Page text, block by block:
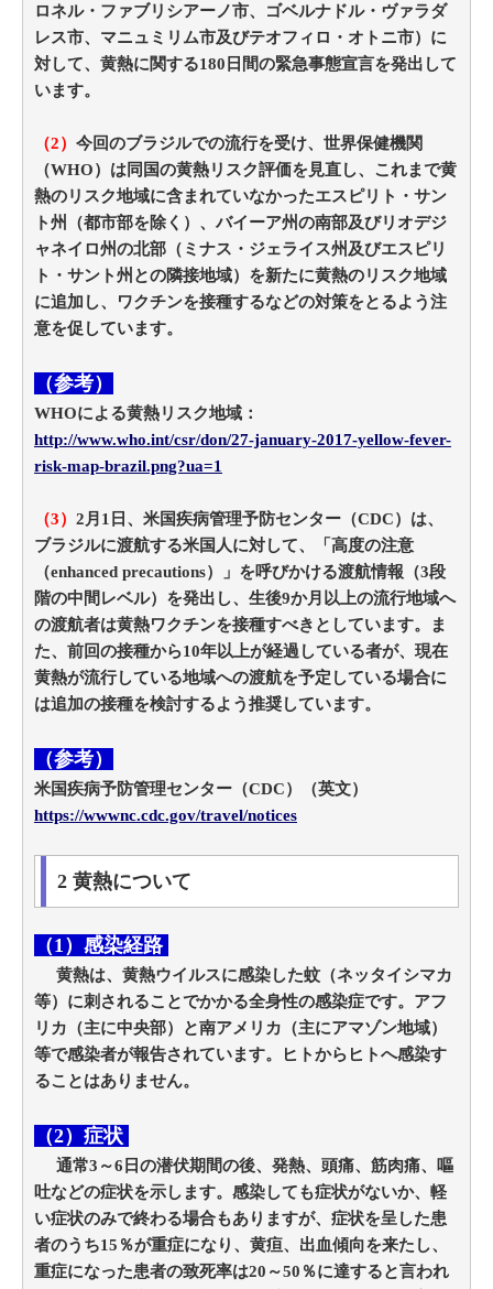
ロネル・ファブリシアーノ市、ゴベルナドル・ヴァラダ
レス市、マニュミリム市及びテオフィロ・オトニ市）に
対して、黄熱に関する180日間の緊急事態宣言を発出して
います。
（2） 今回のブラジルでの流行を受け、世界保健機関
（WHO）は同国の黄熱リスク評価を見直し、これまで黄
熱のリスク地域に含まれていなかったエスピリト・サン
ト州（都市部を除く）、バイーア州の南部及びリオデジ
ャネイロ州の北部（ミナス・ジェライス州及びエスピリ
ト・サント州との隣接地域）を新たに黄熱のリスク地域
に追加し、ワクチンを接種するなどの対策をとるよう注
意を促しています。
（参考）
WHOによる黄熱リスク地域：
http://www.who.int/csr/don/27-january-2017-yellow-fever-
risk-map-brazil.png?ua=1
（3） 2月1日、米国疾病管理予防センター（CDC）は、
ブラジルに渡航する米国人に対して、「高度の注意
（enhanced precautions）」を呼びかける渡航情報（3段
階の中間レベル）を発出し、生後9か月以上の流行地域へ
の渡航者は黄熱ワクチンを接種すべきとしています。ま
た、前回の接種から10年以上が経過している者が、現在
黄熱が流行している地域への渡航を予定している場合に
は追加の接種を検討するよう推奨しています。
（参考）
米国疾病予防管理センター（CDC）（英文）
https://wwwnc.cdc.gov/travel/notices
2 黄熱について
（1）感染経路
黄熱は、黄熱ウイルスに感染した蚊（ネッタイシマカ
等）に刺されることでかかる全身性の感染症です。アフ
リカ（主に中央部）と南アメリカ（主にアマゾン地域）
等で感染者が報告されています。ヒトからヒトへ感染す
ることはありません。
（2）症状
通常3～6日の潜伏期間の後、発熱、頭痛、筋肉痛、嘔
吐などの症状を示します。感染しても症状がないか、軽
い症状のみで終わる場合もありますが、症状を呈した患
者のうち15％が重症になり、黄疸、出血傾向を来たし、
重症になった患者の致死率は20～50％に達すると言われ